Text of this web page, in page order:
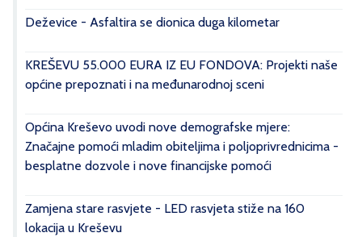
Deževice - Asfaltira se dionica duga kilometar
KREŠEVU 55.000 EURA IZ EU FONDOVA: Projekti naše
općine prepoznati i na međunarodnoj sceni
Općina Kreševo uvodi nove demografske mjere:
Značajne pomoći mladim obiteljima i poljoprivrednicima -
besplatne dozvole i nove financijske pomoći
Zamjena stare rasvjete - LED rasvjeta stiže na 160
lokacija u Kreševu